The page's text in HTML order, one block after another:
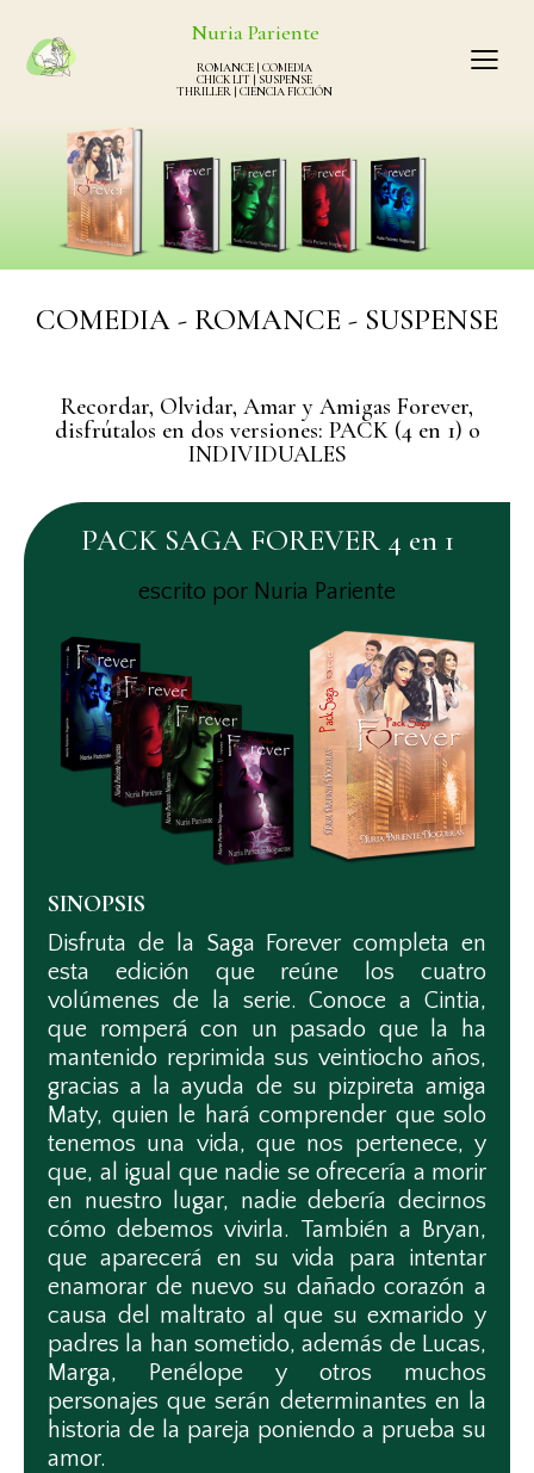
Nuria Pariente
ROMANCE | COMEDIA
CHICK LIT | SUSPENSE
THRILLER | CIENCIA FICCIÓN
COMEDIA - ROMANCE - SUSPENSE
Recordar, Olvidar, Amar y Amigas Forever,
disfrútalos en dos versiones: PACK (4 en 1) o
INDIVIDUALES
PACK SAGA FOREVER 4 en 1
escrito por Nuria Pariente
SINOPSIS
Disfruta de la Saga Forever completa en
esta edición que reúne los cuatro
volúmenes de la serie. Conoce a Cintia,
que romperá con un pasado que la ha
mantenido reprimida sus veintiocho años,
gracias a la ayuda de su pizpireta amiga
Maty, quien le hará comprender que solo
tenemos una vida, que nos pertenece, y
que, al igual que nadie se ofrecería a morir
en nuestro lugar, nadie debería decirnos
cómo debemos vivirla. También a Bryan,
que aparecerá en su vida para intentar
enamorar de nuevo su dañado corazón a
causa del maltrato al que su exmarido y
padres la han sometido, además de Lucas,
Marga, Penélope y otros muchos
personajes que serán determinantes en la
historia de la pareja poniendo a prueba su
amor.